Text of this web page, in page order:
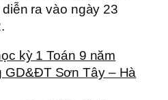
ra vào ngày 23
kỳ 1 Toán 9 năm
GD&ĐT Sơn Tây – Hà